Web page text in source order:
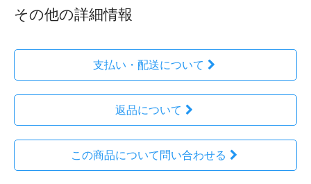
その他の詳細情報
支払い・配送について
返品について
この商品について問い合わせる